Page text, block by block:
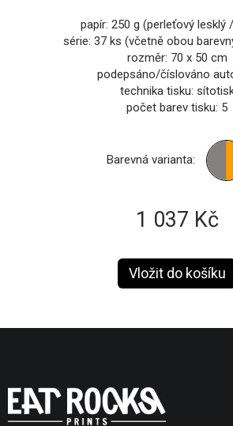
papír: 250 g (perleťový lesklý
série: 37 ks (včetně obou
rozměr: 70 x 50 cm
podepsáno/číslováno
technika tisku:
počet barev tisku: 5
Barevná varianta:
1 037 Kč